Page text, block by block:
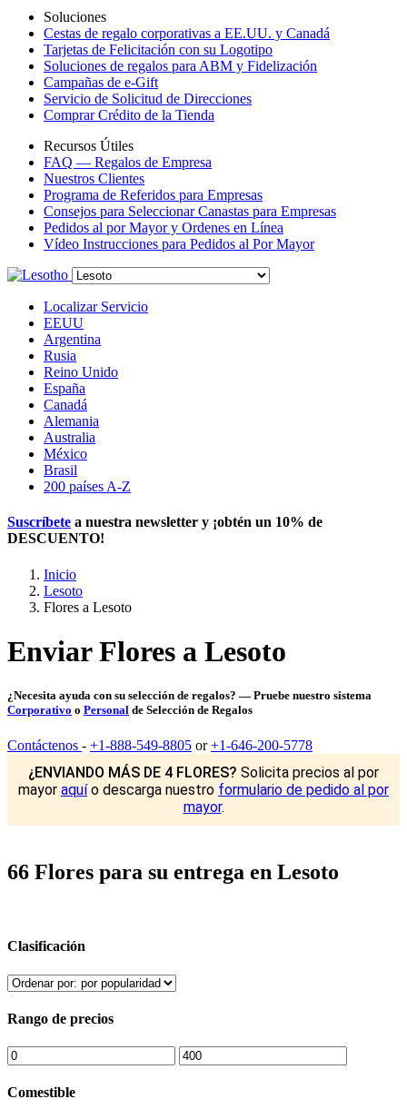
Soluciones
Cestas de regalo corporativas a EE.UU. y Canadá
Tarjetas de Felicitación con su Logotipo
Soluciones de regalos para ABM y Fidelización
Campañas de e-Gift
Servicio de Solicitud de Direcciones
Comprar Crédito de la Tienda
Recursos Útiles
FAQ — Regalos de Empresa
Nuestros Clientes
Programa de Referidos para Empresas
Consejos para Seleccionar Canastas para Empresas
Pedidos al por Mayor y Ordenes en Línea
Vídeo Instrucciones para Pedidos al Por Mayor
Localizar Servicio
EEUU
Argentina
Rusia
Reino Unido
España
Canadá
Alemania
Australia
México
Brasil
200 países A-Z
Suscríbete a nuestra newsletter y ¡obtén un 10% de
DESCUENTO!
Inicio
Lesoto
Flores a Lesoto
Enviar Flores a Lesoto
¿Necesita ayuda con su selección de regalos? — Pruebe nuestro sistema
Corporativo o Personal de Selección de Regalos
Contáctenos - +1-888-549-8805 or+1-646-200-5778
¿ENVIANDO MÁS DE 4 FLORES? Solicita precios al por
mayor aquío descarga nuestro formulario de pedido al por
mayor.
66 Flores para su entrega en Lesoto
Clasificación
Rango de precios
Comestible